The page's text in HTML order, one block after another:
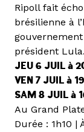
Ripoll fait
brésilienne à
président Lula.
JEU 6 JUIL à
VEN 7 JUIL à
SAM 8 JUIL à
Au Grand
Durée : 1h10 |